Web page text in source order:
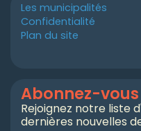
Les municipalités
Confidentialité
Plan du site
Abonnez-
Rejoignez notre liste
dernières nouvelles